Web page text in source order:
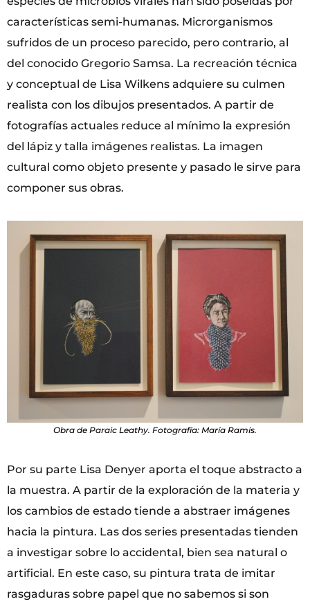
características semi-humanas. Microrganismos
sufridos de un proceso parecido, pero contrario, al
del conocido Gregorio Samsa. La recreación técnica
y conceptual de Lisa Wilkens adquiere su culmen
realista con los dibujos presentados. A partir de
fotografías actuales reduce al mínimo la expresión
del lápiz y talla imágenes realistas. La imagen
cultural como objeto presente y pasado le sirve para
componer sus obras.
Obra de Paraic Leathy. Fotografía: María Ramis.
Por su parte Lisa Denyer aporta el toque abstracto a
la muestra. A partir de la exploración de la materia y
los cambios de estado tiende a abstraer imágenes
hacia la pintura. Las dos series presentadas tienden
a investigar sobre lo accidental, bien sea natural o
artificial. En este caso, su pintura trata de imitar
rasgaduras sobre papel que no sabemos si son